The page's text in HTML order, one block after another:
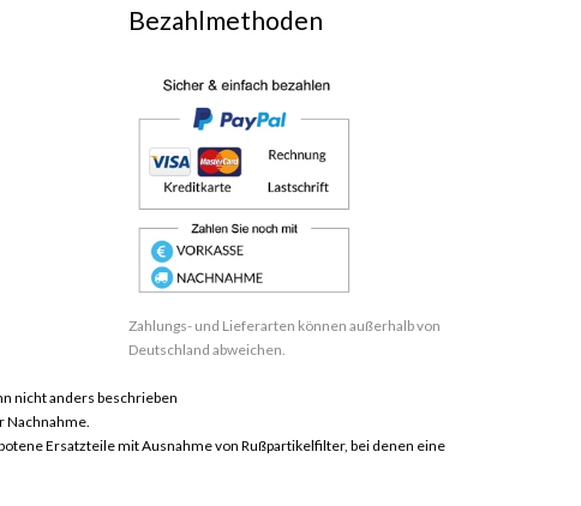
Bezahlmethoden
Zahlungs- und Lieferarten können außerhalb von
Deutschland abweichen.
nicht anders beschrieben
Nachnahme.
Ersatzteile mit Ausnahme von Rußpartikelfilter, bei denen eine